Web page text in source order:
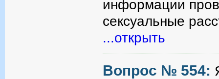
информации
сексуальные
...открыть
Вопрос № 554: